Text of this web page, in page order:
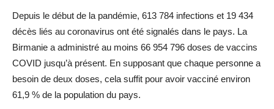
Depuis le début de la pandémie, 613 784 infections et 19 434
décès liés au coronavirus ont été signalés dans le pays. La
Birmanie a administré au moins 66 954 796 doses de vaccins
COVID jusqu’à présent. En supposant que chaque personne a
besoin de deux doses, cela suffit pour avoir vacciné environ
61,9 % de la population du pays.